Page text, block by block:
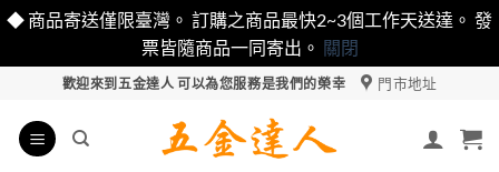
◆ 商品寄送僅限臺灣。 訂購之商品最快2~3個工作天送達。 發
票皆隨商品一同寄出。 關閉
content
歡迎來到五金達人 可以為您服務是我們的榮幸 門市地址